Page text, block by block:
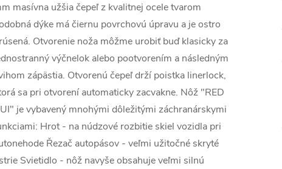
masívna užšia čepeľ z kvalitnej ocele tvarom
dýke má čiernu povrchovú úpravu a je ostro
Otvorenie noža môžme urobiť buď klasicky za
výčnelok alebo pootvorením a následným
zápästia. Otvorenú čepeľ drží poistka linerlock,
sa pri otvorení automaticky zacvakne. Nôž "RED
je vybavený mnohými dôležitými záchranárskymi
Hrot - na núdzové rozbitie skiel vozidla pri
Řezač autopásov - veľmi užitočné skryté
Svietidlo - nôž navyše obsahuje veľmi silnú